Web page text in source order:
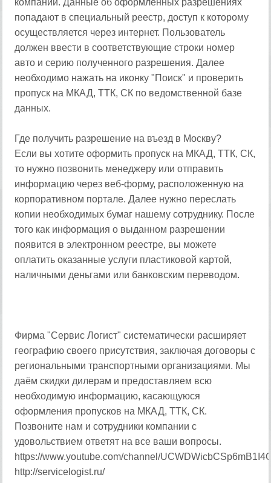
компании. Данные об оформленных разрешениях
попадают в специальный реестр, доступ к которому
осуществляется через интернет. Пользователь
должен ввести в соответствующие строки номер
авто и серию полученного разрешения. Далее
необходимо нажать на иконку "Поиск" и проверить
пропуск на МКАД, ТТК, СК по ведомственной базе
данных.
Где получить разрешение на въезд в Москву?
Если вы хотите оформить пропуск на МКАД, ТТК, СК,
то нужно позвонить менеджеру или отправить
информацию через веб-форму, расположенную на
корпоративном портале. Далее нужно переслать
копии необходимых бумаг нашему сотруднику. После
того как информация о выданном разрешении
появится в электронном реестре, вы можете
оплатить оказанные услуги пластиковой картой,
наличными деньгами или банковским переводом.
Фирма "Сервис Логист" систематически расширяет
географию своего присутствия, заключая договоры с
региональными транспортными организациями. Мы
даём скидки дилерам и предоставляем всю
необходимую информацию, касающуюся
оформления пропусков на МКАД, ТТК, СК.
Позвоните нам и сотрудники компании с
удовольствием ответят на все ваши вопросы.
https://www.youtube.com/channel/
http://servicelogist.ru/